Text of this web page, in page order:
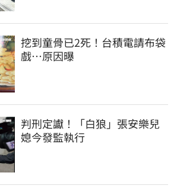
挖到童骨已2死！台積電請布袋
戲…原因曝
判刑定讞！「白狼」張安樂兒
媳今發監執行